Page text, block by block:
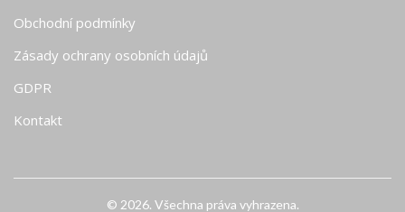
Obchodní podmínky
Zásady ochrany osobních údajů
GDPR
Kontakt
© 2026. Všechna práva vyhrazena.